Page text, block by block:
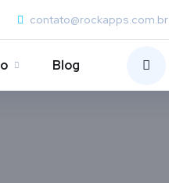
contato@rockapps.com.br
Blog